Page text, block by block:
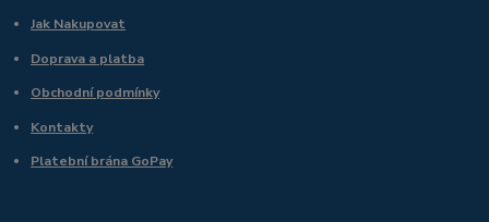
Jak Nakupovat
Doprava a platba
Obchodní podmínky
Kontakty
Platební brána GoPay